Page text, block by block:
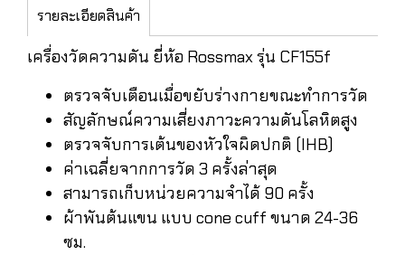
รายละเอียดสินค้า
เครื่องวัดความดัน ยี่ห้อ Rossmax รุ่น CF155f
ตรวจจับเตือนเมื่อขยับร่างกายขณะทำการวัด
สัญลักษณ์ความเสี่ยงภาวะความดันโลหิตสูง
ตรวจจับการเต้นของหัวใจผิดปกติ (IHB)
ค่าเฉลี่ยจากการวัด 3 ครั้งล่าสุด
สามารถเก็บหน่วยความจำได้ 90 ครั้ง
ผ้าพันต้นแขน แบบ cone cuff ขนาด 24-36
ซม.